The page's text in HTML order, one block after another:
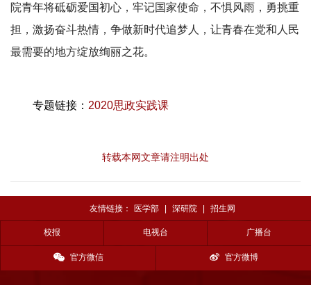
院青年将砥砺爱国初心，牢记国家使命，不惧风雨，勇挑重
担，激扬奋斗热情，争做新时代追梦人，让青春在党和人民
最需要的地方绽放绚丽之花。
专题链接： 2020思政实践课
转载本网文章请注明出处
友情链接： 医学部 | 深研院 | 招生网
校报 电视台 广播台
官方微信 官方微博